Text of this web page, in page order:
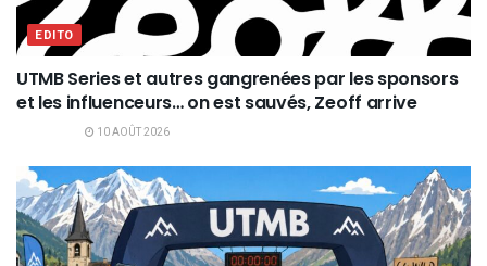
EDITO
UTMB Series et autres gangrenées par les sponsors
et les influenceurs… on est sauvés, Zeoff arrive
10 AOÛT 2026